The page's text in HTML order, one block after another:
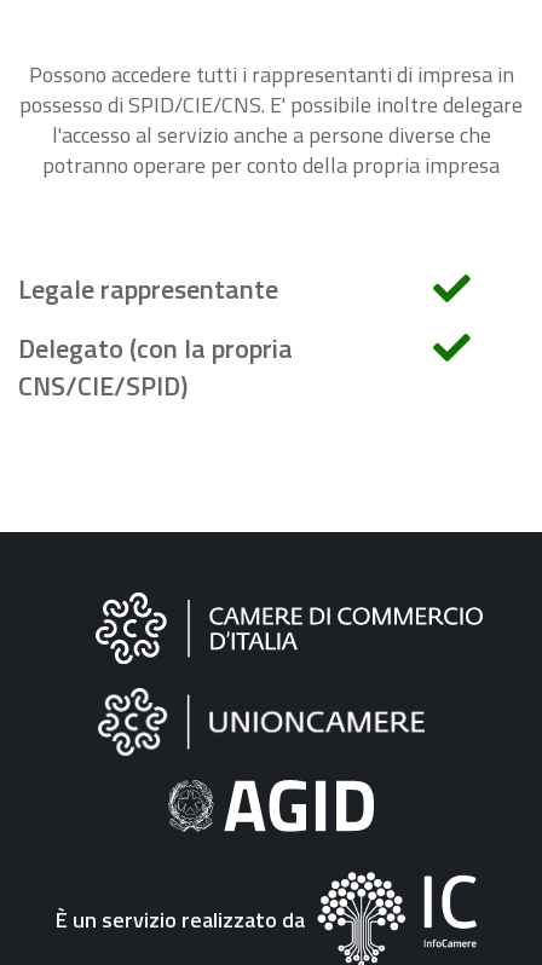
Possono accedere tutti i rappresentanti di impresa in
possesso di SPID/CIE/CNS. E' possibile inoltre delegare
l'accesso al servizio anche a persone diverse che
potranno operare per conto della propria impresa
Legale rappresentante
Delegato (con la propria
CNS/CIE/SPID)
Informazioni
"Fattura
Elettronica"
È un servizio realizzato da